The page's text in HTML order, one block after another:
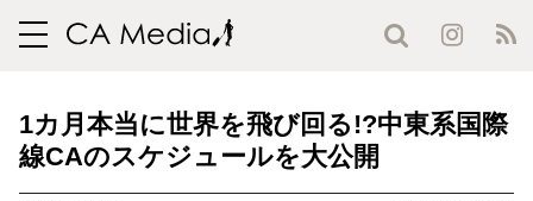
toggle
1カ月本当に世界を飛び回る!?中東系国際
線CAのスケジュールを大公開